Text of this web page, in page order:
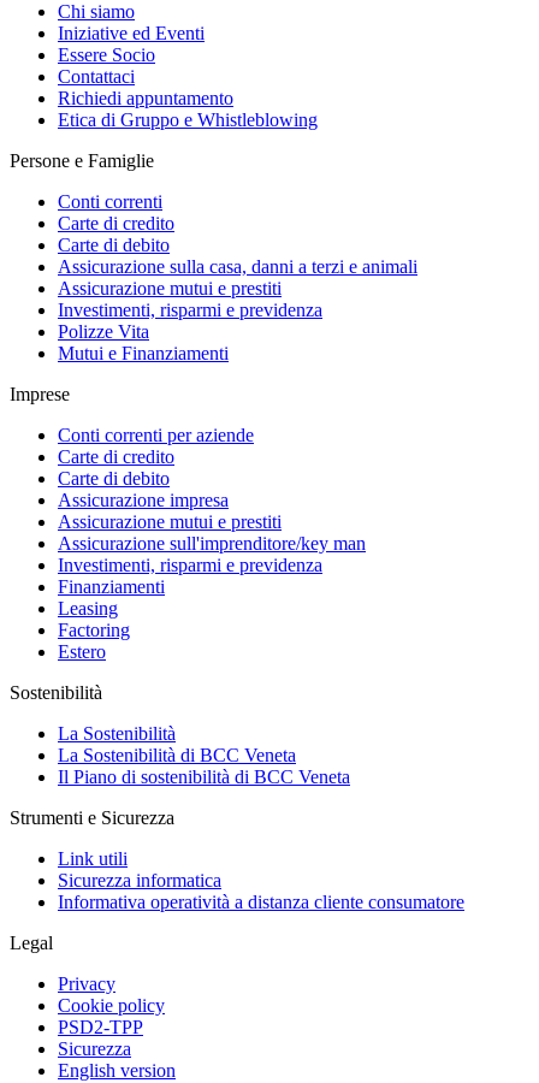
Chi siamo
Iniziative ed Eventi
Essere Socio
Contattaci
Richiedi appuntamento
Etica di Gruppo e Whistleblowing
Persone e Famiglie
Conti correnti
Carte di credito
Carte di debito
Assicurazione sulla casa, danni a terzi e animali
Assicurazione mutui e prestiti
Investimenti, risparmi e previdenza
Polizze Vita
Mutui e Finanziamenti
Imprese
Conti correnti per aziende
Carte di credito
Carte di debito
Assicurazione impresa
Assicurazione mutui e prestiti
Assicurazione sull'imprenditore/key man
Investimenti, risparmi e previdenza
Finanziamenti
Leasing
Factoring
Estero
Sostenibilità
La Sostenibilità
La Sostenibilità di BCC Veneta
Il Piano di sostenibilità di BCC Veneta
Strumenti e Sicurezza
Link utili
Sicurezza informatica
Informativa operatività a distanza cliente consumatore
Legal
Privacy
Cookie policy
PSD2-TPP
Sicurezza
English version